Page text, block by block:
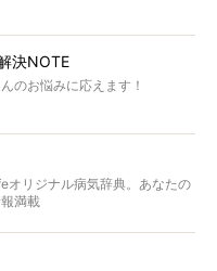
決NOTE
のお悩みに応えます！
リジナル病気辞典。あなたの
満載